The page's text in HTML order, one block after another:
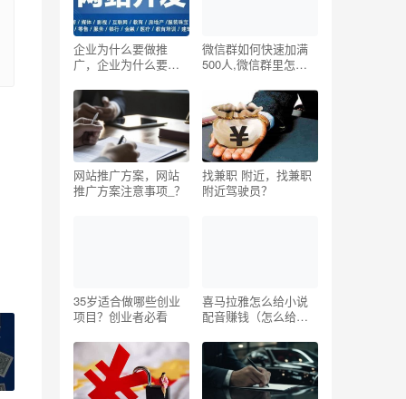
企业为什么要做推
广，企业为什么要做
微信群如何快速加满
500人,微信群里怎么
网站推广方案，网站
推广方案注意事项_？
找兼职 附近，找兼职
附近驾驶员？
35岁适合做哪些创业
项目？创业者必看
喜马拉雅怎么给小说
配音赚钱（怎么给小